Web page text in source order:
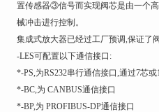
置传感器③信号而实现阀芯是由一个
械冲击进行控制。
集成式放大器已经过工厂预调,保证了
-LES可配置以下通信接口:
*-PS,为RS232串行通信接口,通过7芯
*-BC,为 CANBUS通信接口
*-BP,为 PROFIBUS-DP通信接口